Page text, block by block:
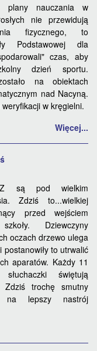
plany nauczania w
nie przewidują
fizycznego, to
Podstawowej dla
czas, aby
dzień sportu.
na obiektach
nad Nacyną.
w kręgielni.
Więcej...
są pod wielkim
Zdziś to...wielkiej
przed wejściem
Dziewczyny
oczach drzewo ulega
to utrwalić
aparatów. Każdy 11
świętują
Zdziś trochę smutny
na lepszy nastrój